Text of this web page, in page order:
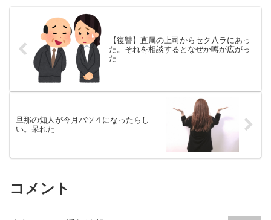
【復讐】直属の上司からセク八ラにあっ
た。それを相談するとなぜか噂が広がっ
た
旦那の知人が今月バツ４になったらし
い。呆れた
コメント